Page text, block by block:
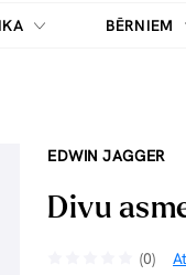
BĒRNIEM
EDWIN JAGGER
Divu
(0)